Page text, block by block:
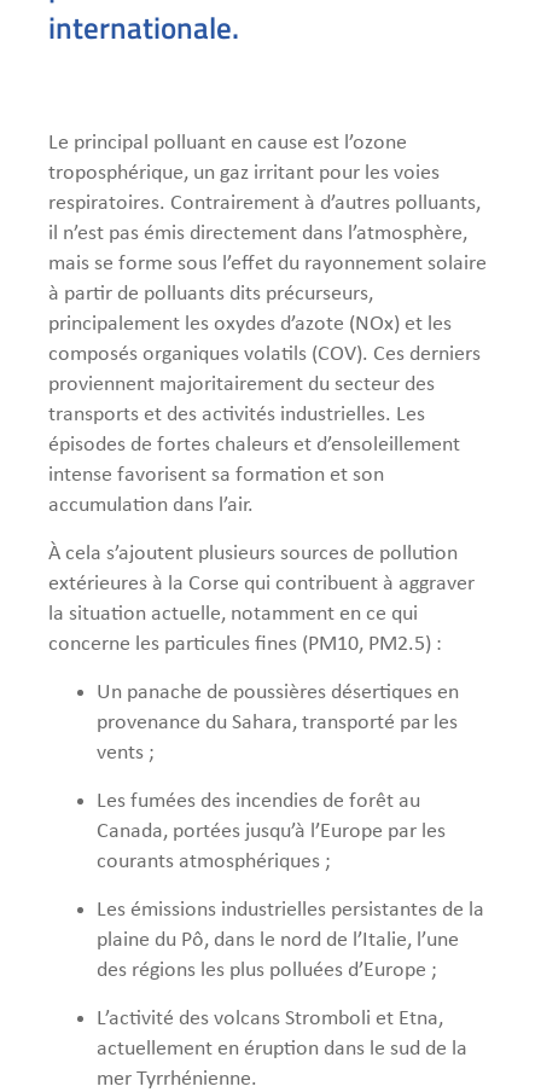
internationale.
Le principal polluant en cause est l’ozone
troposphérique, un gaz irritant pour les voies
respiratoires. Contrairement à d’autres polluants,
il n’est pas émis directement dans l’atmosphère,
mais se forme sous l’effet du rayonnement solaire
à partir de polluants dits précurseurs,
principalement les oxydes d’azote (NOx) et les
composés organiques volatils (COV). Ces derniers
proviennent majoritairement du secteur des
transports et des activités industrielles. Les
épisodes de fortes chaleurs et d’ensoleillement
intense favorisent sa formation et son
accumulation dans l’air.
À cela s’ajoutent plusieurs sources de pollution
extérieures à la Corse qui contribuent à aggraver
la situation actuelle, notamment en ce qui
concerne les particules fines (PM10, PM2.5) :
Un panache de poussières désertiques en
provenance du Sahara, transporté par les
vents ;
Les fumées des incendies de forêt au
Canada, portées jusqu’à l’Europe par les
courants atmosphériques ;
Les émissions industrielles persistantes de la
plaine du Pô, dans le nord de l’Italie, l’une
des régions les plus polluées d’Europe ;
L’activité des volcans Stromboli et Etna,
actuellement en éruption dans le sud de la
mer Tyrrhénienne.